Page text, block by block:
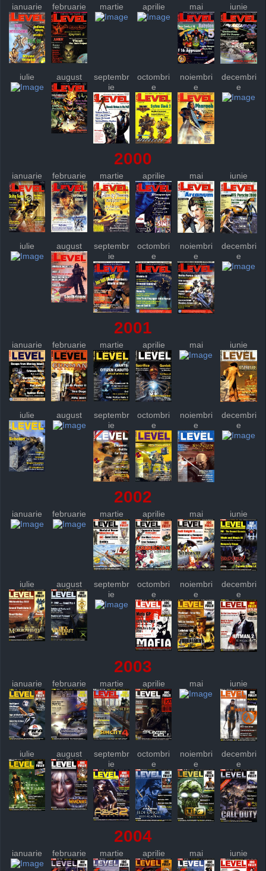
ianuarie februarie martie aprilie mai iunie
iulie august
septembr
ie
octombri
e
noiembri
e
decembri
e
2000
ianuarie februarie martie aprilie mai iunie
iulie august
septembr
ie
octombri
e
noiembri
e
decembri
e
2001
ianuarie februarie martie aprilie mai iunie
iulie august
septembr
ie
octombri
e
noiembri
e
decembri
e
2002
ianuarie februarie martie aprilie mai iunie
iulie august
septembr
ie
octombri
e
noiembri
e
decembri
e
2003
ianuarie februarie martie aprilie mai iunie
iulie august
septembr
ie
octombri
e
noiembri
e
decembri
e
2004
ianuarie februarie martie aprilie mai iunie